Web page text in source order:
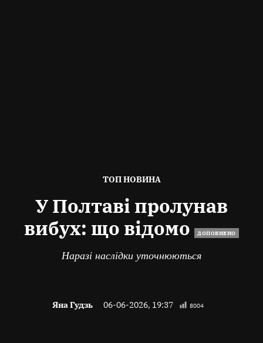
ОПУБЛІКОВАНО
ТОП НОВИНА
У Полтаві пролунав
вибух: що відомо
ДОПОВНЕНО
Наразі наслідки уточнюються
Яна Гудзь 06-06-2026, 19:37 8004